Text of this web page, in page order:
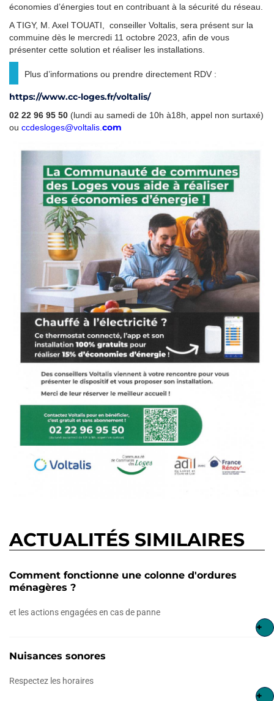
économies d’énergies tout en contribuant à la sécurité du réseau.
A TIGY, M. Axel TOUATI, conseiller Voltalis, sera présent sur la
commuine dès le mercredi 11 octobre 2023, afin de vous
présenter cette solution et réaliser les installations.
Plus d’informations ou prendre directement RDV :
https://www.cc-loges.fr/voltalis/
02 22 96 95 50 (lundi au samedi de 10h à18h, appel non surtaxé)
ou ccdesloges@voltalis com
ACTUALITÉS SIMILAIRES
Comment fonctionne une colonne d'ordures
ménagères ?
et les actions engagées en cas de panne
+
Nuisances sonores
Respectez les horaires
+